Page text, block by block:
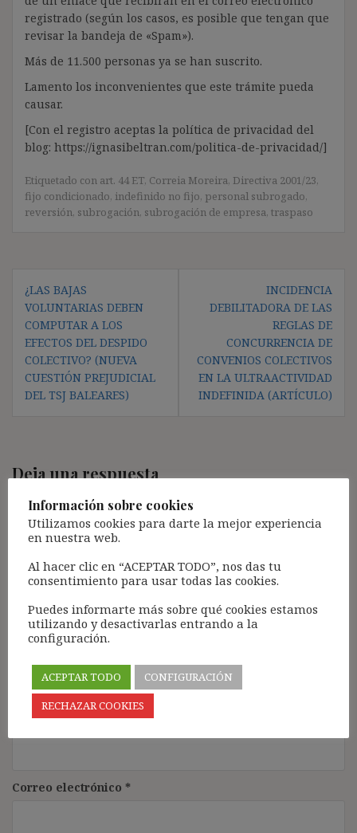
registrado (según los casos, es posible que tengan que
revisar la bandeja de «Spam»).
Más de 11.500 personas ya se han suscrito.
Lamento los inconvenientes que este trámite pueda
causar.
[Con el registro aceptas la política de privacidad del
blog: https://ignasibeltran.com/politica-de-privacidad/]
Etiquetado con art. 44 ET, Correia Moreira, Directiva 2001/23,
fijo condicionado, indefinido no fijo, personal subrogado,
reversión, subrogación, subrogación de empresa, traspaso
de
entradas
¿LAS BAJAS
VOLUNTARIAS DEBEN
COMPUTAR A LOS
EFECTOS DEL DESPIDO
COLECTIVO? (NUEVA
CUESTIÓN PREJUDICIAL
DEL TSJ BALEARES)
INCIDENCIA
DEBILITADORA DE LAS
REGLAS DE
CONCURRENCIA DE
CONVENIOS COLECTIVOS
EN LA ULTRAACTIVIDAD
INDEFINIDA (ARTÍCULO)
Deja una respuesta
Tu dirección de correo electrónico no será publicada.
campos obligatorios están marcados con
Comentario*
Nombre*
Correo electrónico *
Información sobre cookies
Utilizamos cookies para darte la mejor experiencia
en nuestra web.
Al hacer clic en “ACEPTAR TODO”, nos das tu
consentimiento para usar todas las cookies.
Puedes informarte más sobre qué cookies estamos
utilizando y desactivarlas entrando a la
configuración.
ACEPTAR TODO
CONFIGURACIÓN
RECHAZAR COOKIES